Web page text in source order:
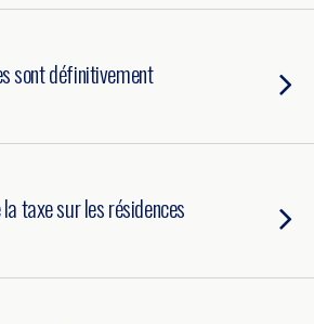
sont définitivement
taxe sur les résidences